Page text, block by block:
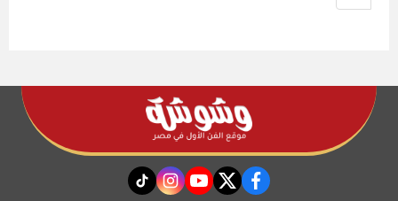
facebook
twitter
youtube
instagram
tiktok